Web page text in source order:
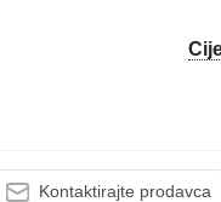
Kontaktirajte prodavca